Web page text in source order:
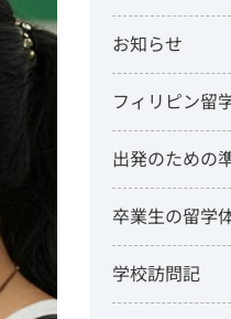
お知らせ
フィリピン留
出発のための
卒業生の留学
学校訪問記